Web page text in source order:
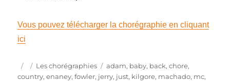
Vous pouvez télécharger la chorégraphie en cliquant
ici
Publié
le
Catégories
Les chorégraphies Étiquettes
adam, baby, back,chore,
country,enaney,fowler, jerry, just, kilgore, machado, mc,